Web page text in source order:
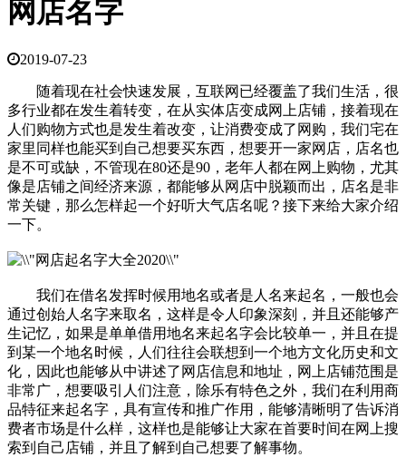
网店名字
2019-07-23
随着现在社会快速发展，互联网已经覆盖了我们生活，很
多行业都在发生着转变，在从实体店变成网上店铺，接着现在
人们购物方式也是发生着改变，让消费变成了网购，我们宅在
家里同样也能买到自己想要买东西，想要开一家网店，店名也
是不可或缺，不管现在80还是90，老年人都在网上购物，尤其
像是店铺之间经济来源，都能够从网店中脱颖而出，店名是非
常关键，那么怎样起一个好听大气店名呢？接下来给大家介绍
一下。
我们在借名发挥时候用地名或者是人名来起名，一般也会
通过创始人名字来取名，这样是令人印象深刻，并且还能够产
生记忆，如果是单单借用地名来起名字会比较单一，并且在提
到某一个地名时候，人们往往会联想到一个地方文化历史和文
化，因此也能够从中讲述了网店信息和地址，网上店铺范围是
非常广，想要吸引人们注意，除乐有特色之外，我们在利用商
品特征来起名字，具有宣传和推广作用，能够清晰明了告诉消
费者市场是什么样，这样也是能够让大家在首要时间在网上搜
索到自己店铺，并且了解到自己想要了解事物。